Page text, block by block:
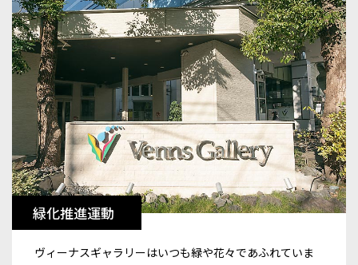
緑化推進運動
ヴィーナスギャラリーはいつも緑や花々であふれていま